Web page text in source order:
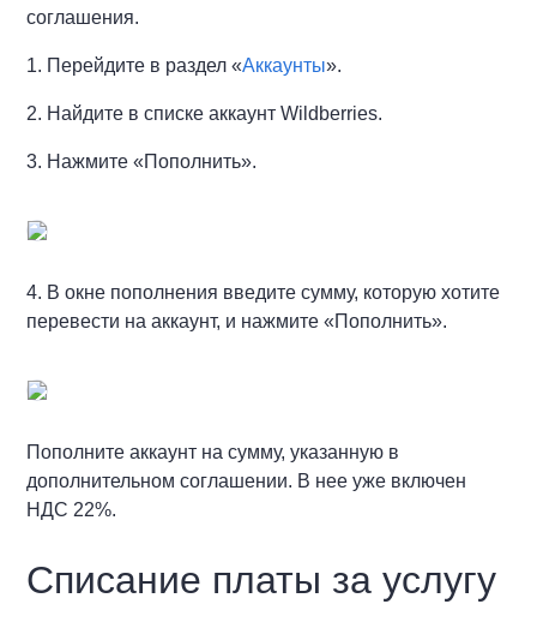
соглашения.
1. Перейдите в раздел «Аккаунты».
2. Найдите в списке аккаунт Wildberries.
3. Нажмите «Пополнить».
4. В окне пополнения введите сумму, которую хотите
перевести на аккаунт, и нажмите «Пополнить».
Пополните аккаунт на сумму, указанную в
дополнительном соглашении. В нее уже включен
НДС 22%.
Списание платы за услугу